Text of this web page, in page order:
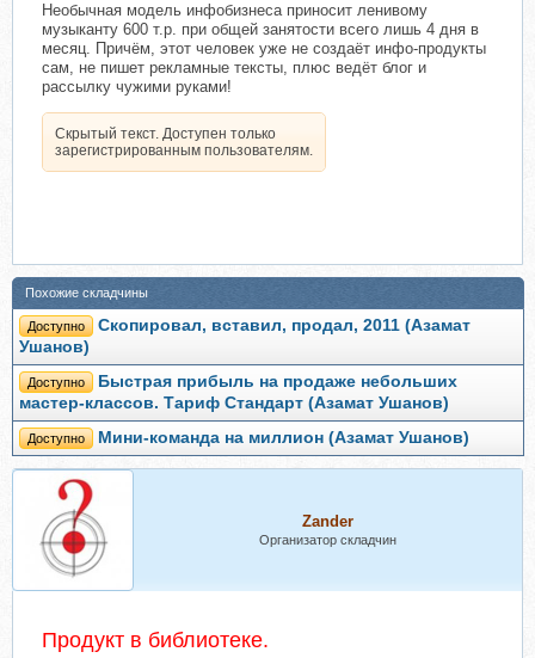
Необычная модель инфобизнеса приносит ленивому
музыканту 600 т.р. при общей занятости всего лишь 4 дня в
месяц. Причём, этот человек уже не создаёт инфо-продукты
сам, не пишет рекламные тексты, плюс ведёт блог и
рассылку чужими руками!
Скрытый текст. Доступен только
зарегистрированным пользователям.
Похожие складчины
Доступно
Скопировал, вставил, продал, 2011 (Азамат
Ушанов)
Доступно
Быстрая прибыль на продаже небольших
мастер-классов. Тариф Стандарт (Азамат Ушанов)
Доступно Мини-команда на миллион (Азамат Ушанов)
Zander
Организатор складчин
Продукт в библиотеке.